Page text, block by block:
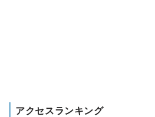
アクセスランキング